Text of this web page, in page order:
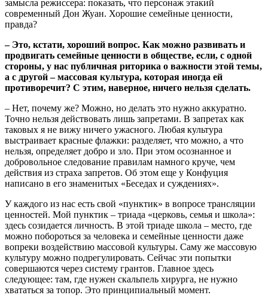
замысла режиссера: показать, что персонаж этакий
современный Дон Жуан. Хорошие семейные ценности,
правда?
– Это, кстати, хороший вопрос. Как можно развивать и
продвигать семейные ценности в обществе, если, с одной
стороны, у нас публичная риторика о важности этой темы,
а с другой – массовая культура, которая иногда ей
противоречит? С этим, наверное, ничего нельзя сделать.
– Нет, почему же? Можно, но делать это нужно аккуратно.
Точно нельзя действовать лишь запретами. В запретах как
таковых я не вижу ничего ужасного. Любая культура
выстраивает красные флажки: разделяет, что можно, а что
нельзя, определяет добро и зло. При этом осознанное и
добровольное следование правилам намного круче, чем
действия из страха запретов. Об этом еще у Конфуция
написано в его знаменитых «Беседах и суждениях».
У каждого из нас есть свой «пунктик» в вопросе трансляции
ценностей. Мой пунктик – триада «церковь, семья и школа»:
здесь созидается личность. В этой триаде школа – место, где
можно побороться за человека и семейные ценности даже
вопреки воздействию массовой культуры. Саму же массовую
культуру можно подрегулировать. Сейчас эти попытки
совершаются через систему грантов. Главное здесь
следующее: там, где нужен скальпель хирурга, не нужно
хвататься за топор. Это принципиальный момент.